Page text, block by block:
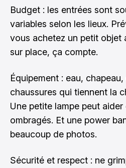
Budget : les entrées sont
variables selon les lieux.
vous achetez un petit objet
sur place, ça compte.
Équipement : eau,
chaussures qui tiennent la
Une petite lampe peut
ombragés. Et une power
beaucoup de photos.
Sécurité et respect : ne